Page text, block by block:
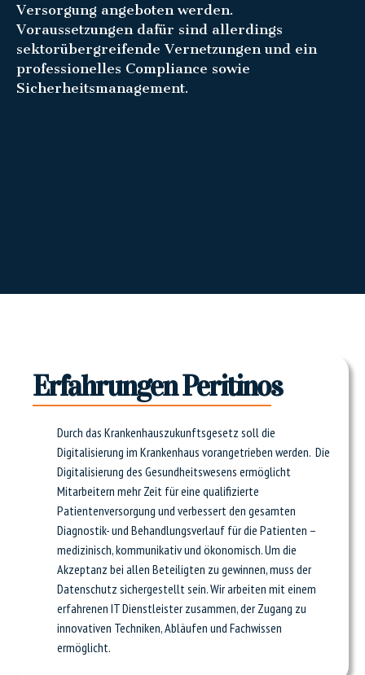
Versorgung angeboten werden.
Voraussetzungen dafür sind allerdings
sektorübergreifende Vernetzungen und ein
professionelles Compliance sowie
Sicherheitsmanagement.
Erfahrungen Peritinos
Durch das Krankenhauszukunftsgesetz soll die
Digitalisierung im Krankenhaus vorangetrieben werden. Die
Digitalisierung des Gesundheitswesens ermöglicht
Mitarbeitern mehr Zeit für eine qualifizierte
Patientenversorgung und verbessert den gesamten
Diagnostik- und Behandlungsverlauf für die Patienten –
medizinisch, kommunikativ und ökonomisch. Um die
Akzeptanz bei allen Beteiligten zu gewinnen, muss der
Datenschutz sichergestellt sein. Wir arbeiten mit einem
erfahrenen IT Dienstleister zusammen, der Zugang zu
innovativen Techniken, Abläufen und Fachwissen
ermöglicht.